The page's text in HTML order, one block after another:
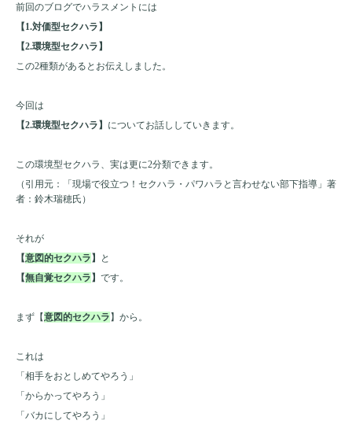
前回のブログでハラスメントには
【1.対価型セクハラ】
【2.環境型セクハラ】
この2種類があるとお伝えしました。
今回は
【2.環境型セクハラ】 についてお話ししていきます。
この環境型セクハラ、実は更に2分類できます。
（引用元：「現場で役立つ！セクハラ・パワハラと言わせない部下指導」著
者：鈴木瑞穂氏）
それが
【意図的セクハラ】
と
【無自覚セクハラ】 です。
まず【意図的セクハラ】から。
これは
「相手をおとしめてやろう」
「からかってやろう」
「バカにしてやろう」